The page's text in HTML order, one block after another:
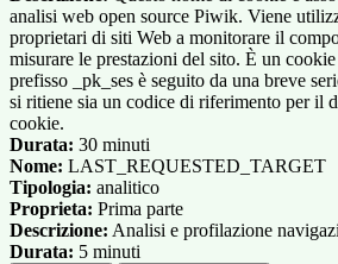
analisi web open source Piwik. Viene
proprietari di siti Web a monitorare il
misurare le prestazioni del sito. È un
prefisso _pk_ses è seguito da una breve
si ritiene sia un codice di riferimento per il
cookie.
Durata: 30 minuti
Nome: LAST_REQUESTED_TARGET
Tipologia: analitico
Proprieta: Prima parte
Descrizione: Analisi e profilazione
Durata: 5 minuti